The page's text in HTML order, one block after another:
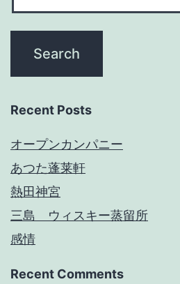
Recent Posts
オープンカンパニー
あつた蓬莱軒
熱田神宮
三島 ウィスキー蒸留所
感情
Recent Comments